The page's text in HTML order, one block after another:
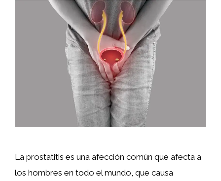
La prostatitis es una afección común que afecta a
los hombres en todo el mundo, que causa